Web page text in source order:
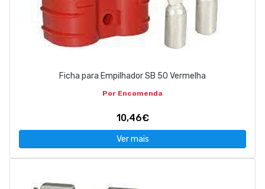
Ficha para Empilhador SB 50 Vermelha
Por Encomenda
10,46€
Ver mais